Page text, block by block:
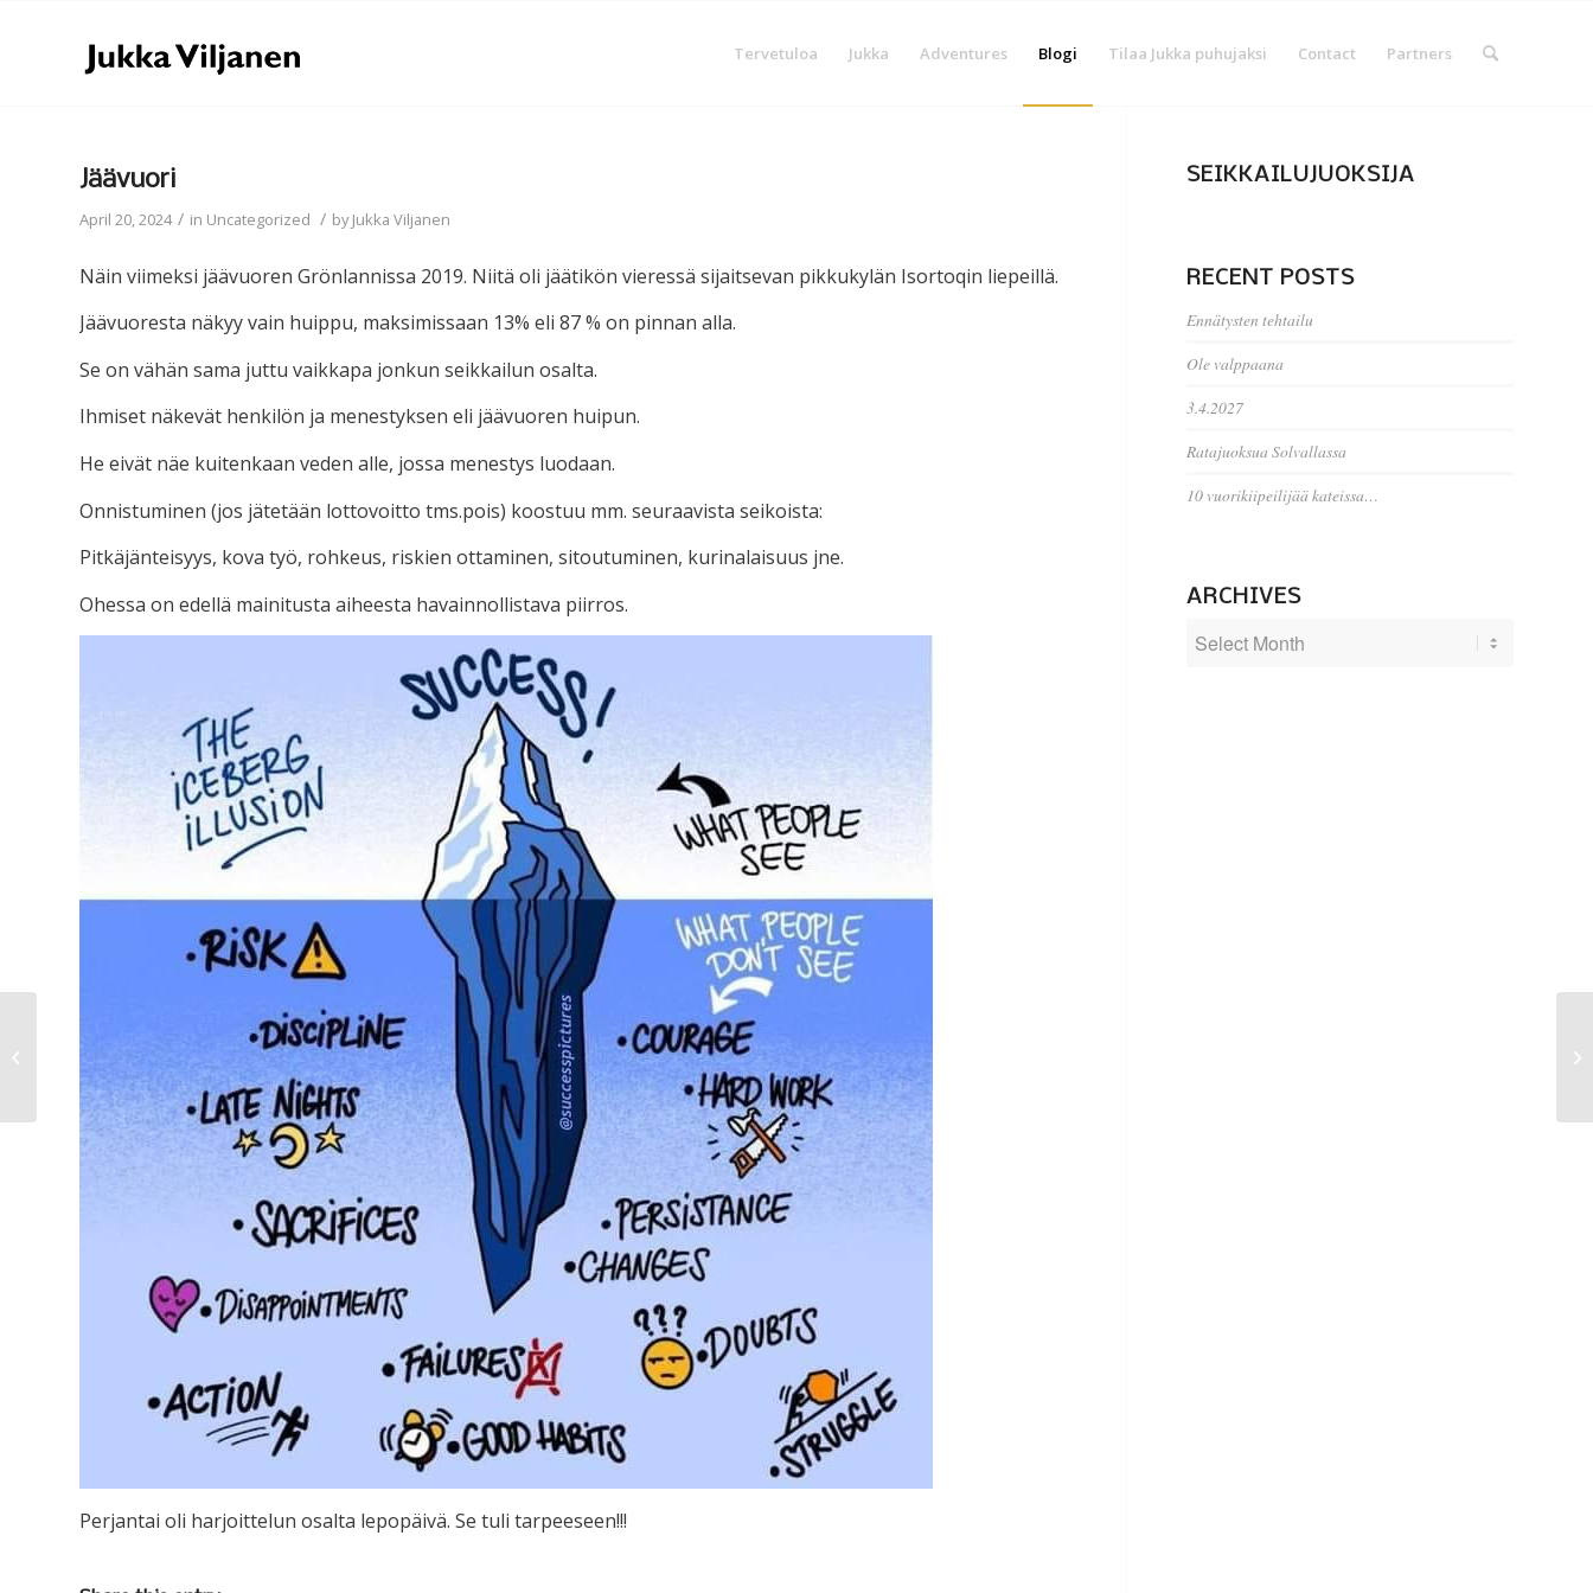
Tervetuloa Jukka Adventures Blogi Tilaa Jukka puhujaksi Contact Partners
Jäävuori
April 20, 2024 / in Uncategorized / byJukka Viljanen
Näin viimeksi jäävuoren Grönlannissa 2019. Niitä oli jäätikön vieressä sijaitsevan pikkukylän Isortoqin liepeillä.
Jäävuoresta näkyy vain huippu, maksimissaan 13% eli 87 % on pinnan alla.
Se on vähän sama juttu vaikkapa jonkun seikkailun osalta.
Ihmiset näkevät henkilön ja menestyksen eli jäävuoren huipun.
He eivät näe kuitenkaan veden alle, jossa menestys luodaan.
Onnistuminen (jos jätetään lottovoitto tms.pois) koostuu mm. seuraavista seikoista:
Pitkäjänteisyys, kova työ, rohkeus, riskien ottaminen, sitoutuminen, kurinalaisuus jne.
Ohessa on edellä mainitusta aiheesta havainnollistava piirros.
Perjantai oli harjoittelun osalta lepopäivä. Se tuli tarpeeseen!!!
SEIKKAILUJUOKSIJA
RECENT POSTS
Ennätysten tehtailu
Ole valppaana
3.4.2027
Ratajuoksua Solvallassa
10 vuorikiipeilijää kateissa…
ARCHIVES